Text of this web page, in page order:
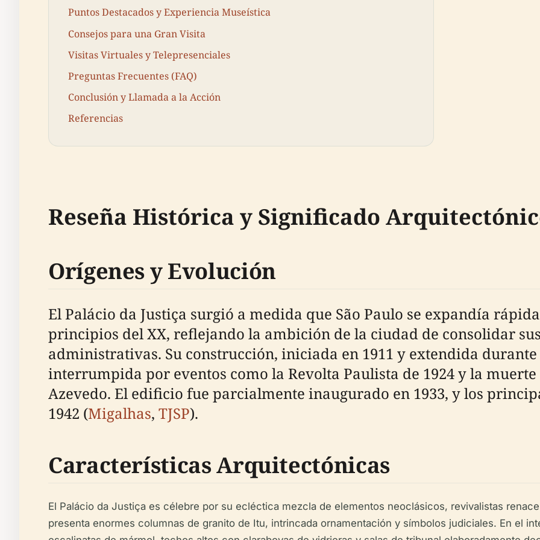
Puntos Destacados y Experiencia Museística
Consejos para una Gran Visita
Visitas Virtuales y Telepresenciales
Preguntas Frecuentes (FAQ)
Conclusión y Llamada a la Acción
Referencias
Reseña Histórica y Significado
Orígenes y Evolución
El Palácio da Justiça surgió a medida que São Paulo se expandía
principios del XX, reflejando la ambición de la ciudad de consolidar
administrativas. Su construcción, iniciada en 1911 y extendida
interrumpida por eventos como la Revolta Paulista de 1924 y la
Azevedo. El edificio fue parcialmente inaugurado en 1933, y los
1942 (Migalhas, TJSP).
Características Arquitectónicas
El Palácio da Justiça es célebre por su ecléctica mezcla de elementos neoclásicos, revivalistas
presenta enormes columnas de granito de Itu, intrincada ornamentación y símbolos judiciales. En el